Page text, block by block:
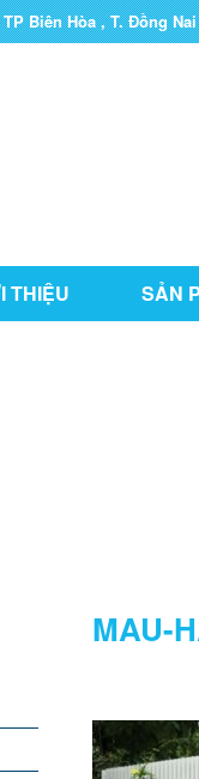
Biên Hòa , T. Đồng Nai
THIỆU SẢN
MAU-